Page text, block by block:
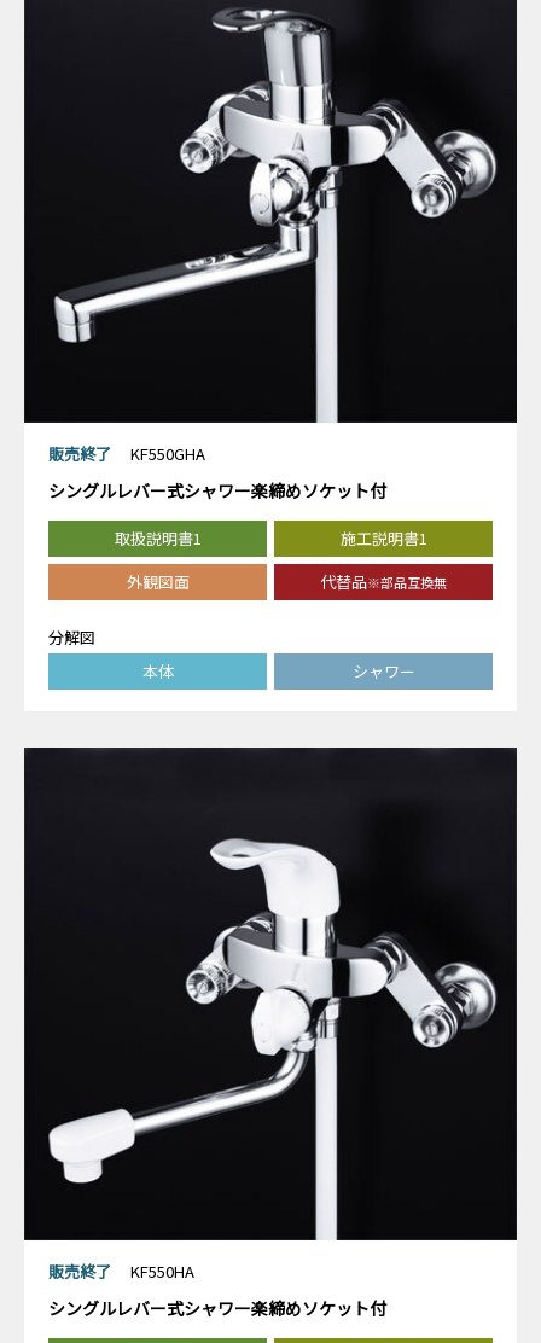
販売終了 KF550GHA
シングルレバー式シャワー楽締めソケット付
取扱説明書1
施工説明書1
外観図面
代替品※部品互換無
分解図
本体
シャワー
販売終了 KF550HA
シングルレバー式シャワー楽締めソケット付